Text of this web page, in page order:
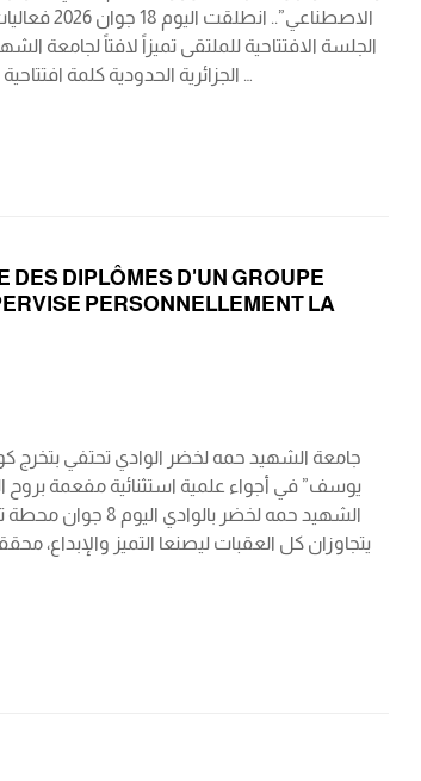
الجلسة الافتتاحية للملتقى تميزاً لافتاً
الجزائرية الحدودية كلمة افتتاحية ومداخلة ممثلا لوزارة التعليم العالي والبحث العلمي الجزائرية بعنوان استراتيجية وزارة التعليم العالي الجزائريه …
DES DIPLÔMES D'UN GROUPE
PERSONNELLEMENT LA
جامعة الشهيد حمه لخضر الوادي تحتفي بتخرج
يوسف” في أجواء علمية استثنائية مفعمة بروح
الشهيد حمه لخضر
يتجاوزان كل العقبات ليصنعا التميز والإبداع،